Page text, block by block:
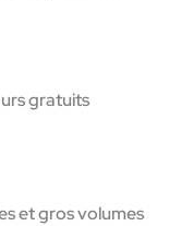
gratuits
et gros volumes